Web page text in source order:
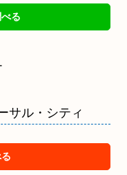
る
サル・シティ